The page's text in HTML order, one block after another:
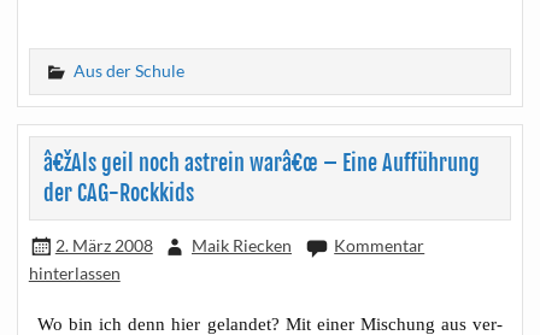
Aus der Schule
â€žAls geil noch astrein warâ€œ – Eine Aufführung
der CAG-Rockkids
2. März 2008 Maik Riecken
Kommentar
hinterlassen
Wo bin ich denn hier gelan­det? Mit einer Mischung aus ver­